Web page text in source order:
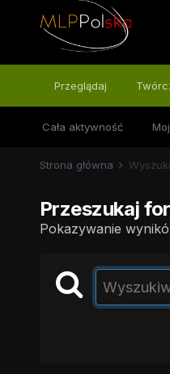
Przeglądaj
Cała aktywność
Strona główna
Przeszukaj
Pokazywanie